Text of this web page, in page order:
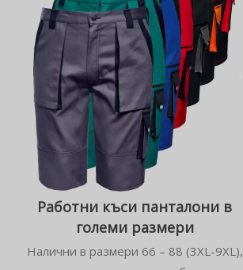
Работни къси панталони в
големи размери
Налични в размери 66 – 88 (3XL-9XL),